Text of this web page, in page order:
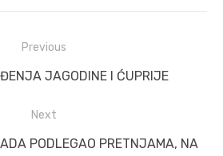
Previous
JAGODINE I ĆUPRIJE
Next
PODLEGAO PRETNJAMA, NA